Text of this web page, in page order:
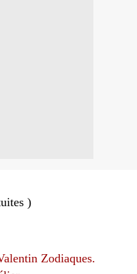
)
Zodiaques.